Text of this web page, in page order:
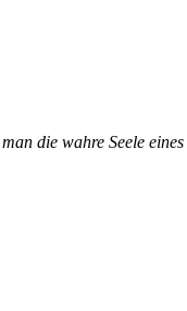
die wahre Seele